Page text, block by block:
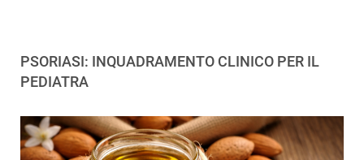
PSORIASI: INQUADRAMENTO CLINICO PER IL
PEDIATRA